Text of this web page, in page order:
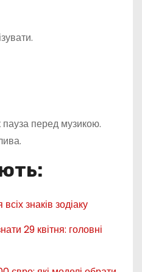
пауза перед музикою.
знаків зодіаку
29 квітня: головні